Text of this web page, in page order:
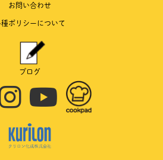
お問い合わせ
種ポリシーについて
ブログ